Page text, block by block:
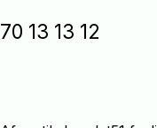
70 13 13 12